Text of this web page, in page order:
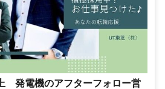
発電機のアフターフォロー営